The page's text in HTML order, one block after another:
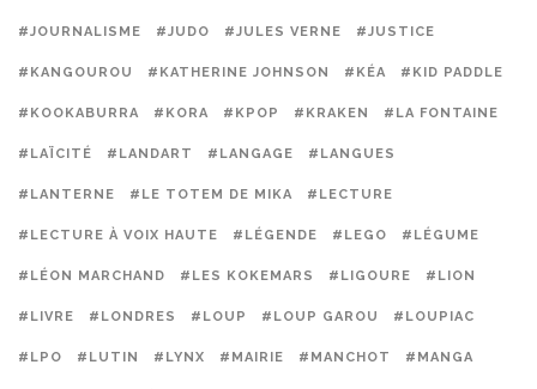
#JOURNALISME #JUDO #JULES VERNE #JUSTICE
#KANGOUROU #KATHERINE JOHNSON #KÉA #KID PADDLE
#KOOKABURRA #KORA #KPOP #KRAKEN #LA FONTAINE
#LAÏCITÉ #LANDART #LANGAGE #LANGUES
#LANTERNE #LE TOTEM DE MIKA #LECTURE
#LECTURE À VOIX HAUTE #LÉGENDE #LEGO #LÉGUME
#LÉON MARCHAND #LES KOKEMARS #LIGOURE #LION
#LIVRE #LONDRES #LOUP #LOUP GAROU #LOUPIAC
#LPO #LUTIN #LYNX #MAIRIE #MANCHOT #MANGA